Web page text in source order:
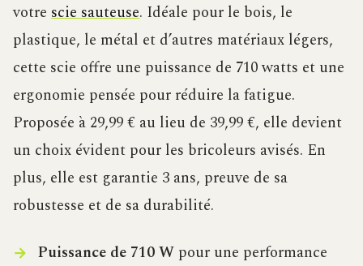
votre scie sauteuse. Idéale pour le bois, le
plastique, le métal et d’autres matériaux légers,
cette scie offre une puissance de 710 watts et une
ergonomie pensée pour réduire la fatigue.
Proposée à 29,99 € au lieu de 39,99 €, elle devient
un choix évident pour les bricoleurs avisés. En
plus, elle est garantie 3 ans, preuve de sa
robustesse et de sa durabilité.
Puissance de 710 Wpour une performance